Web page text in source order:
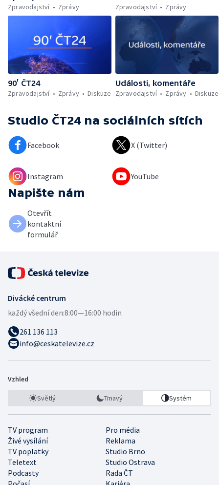
Zpravodajství
Zprávy
Zpravodajství
Zprávy
90’ ČT24
Zpravodajství
Zprávy Diskuze
Události, komentáře
Zpravodajství
Zprávy Diskuze
Studio ČT24 na sociálních sítích
Facebook X (Twitter)
Instagram YouTube
Napište nám
Otevřít
kontaktní
formulář
Divácké centrum
každý všední den:8:00—16:00 hodin
261 136 113
info@ceskatelevize.cz
Vzhled
Světlý Tmavý Systém
TV program
Pro média
Živé vysílání
Reklama
TV poplatky
Studio Brno
Teletext
Studio Ostrava
Podcasty
Rada ČT